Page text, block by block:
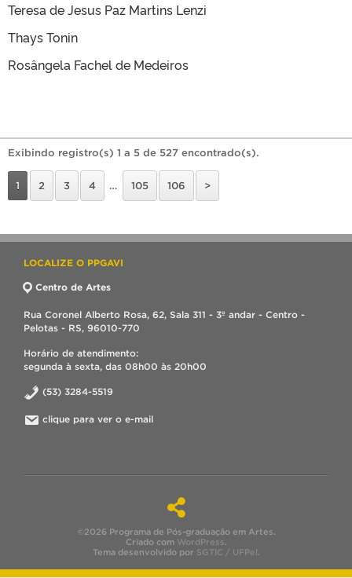
Teresa de Jesus Paz Martins Lenzi
Thays Tonin
Rosângela Fachel de Medeiros
Exibindo registro(s) 1 a 5 de 527 encontrado(s).
1 2 3 4 … 105 106 >
LOCALIZE O PPGAVI
Centro de Artes
Rua Coronel Alberto Rosa, 62, Sala 311 - 3º andar - Centro -
Pelotas - RS, 96010-770
Horário de atendimento:
segunda à sexta, das 08h00 às 20h00
(53) 3284-5519
clique para ver o e-mail
©2026 Programa de Pós-graduação em Artes.
Criado com WordPress.
Tema desenvolvido por SGTIC / UFPel .